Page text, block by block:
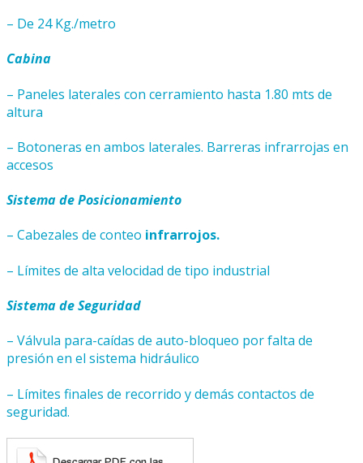
– De 24 Kg./metro
Cabina
– Paneles laterales con cerramiento hasta 1.80 mts de
altura
– Botoneras en ambos laterales. Barreras infrarrojas en
accesos
Sistema de Posicionamiento
– Cabezales de conteo infrarrojos.
– Límites de alta velocidad de tipo industrial
Sistema de Seguridad
– Válvula para-caídas de auto-bloqueo por falta de
presión en el sistema hidráulico
– Límites finales de recorrido y demás contactos de
seguridad.